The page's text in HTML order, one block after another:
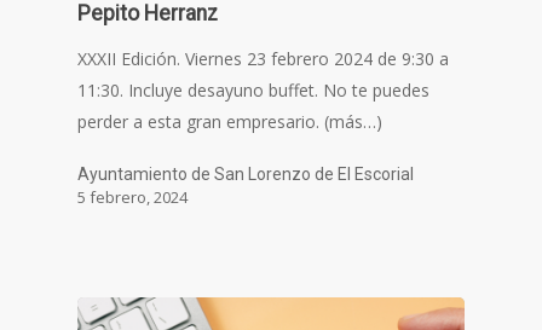
Pepito Herranz
XXXII Edición. Viernes 23 febrero 2024 de 9:30 a
11:30. Incluye desayuno buffet. No te puedes
perder a esta gran empresario. (más…)
Ayuntamiento de San Lorenzo de El Escorial
5 febrero, 2024